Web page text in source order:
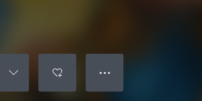
● ● ●